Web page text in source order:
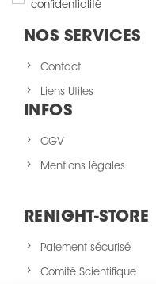
confidentialité
NOS SERVICES
Contact
Liens Utiles
INFOS
CGV
Mentions légales
RENIGHT-STORE
Paiement sécurisé
Comité Scientifique